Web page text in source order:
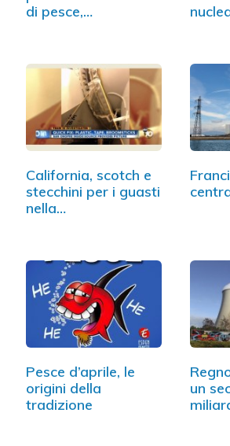
di pesce,…
California, scotch e
stecchini per i guasti
nella…
Pesce d’aprile, le
origini della
tradizione
un